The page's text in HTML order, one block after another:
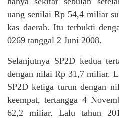
uang senilai Rp 54,4 miliar
kas daerah. Itu terbukti
0269 tanggal 2 Juni 2008.
Selanjutnya SP2D kedua
dengan nilai Rp 31,7 miliar.
SP2D ketiga turun dengan
keempat, tertangga 4
62,2 miliar. Lalu tahun